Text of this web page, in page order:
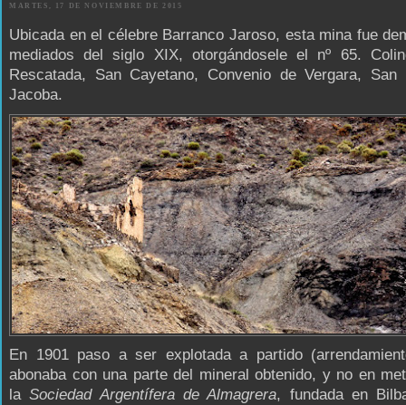
MARTES, 17 DE NOVIEMBRE DE 2015
Ubicada en el célebre Barranco Jaroso, esta mina fue
mediados del siglo XIX, otorgándosele el nº 65.
Rescatada, San Cayetano, Convenio de Vergara, San
Jacoba.
En 1901 paso a ser explotada a partido
abonaba con una parte del mineral obtenido, y no en
laSociedad Argentífera de Almagrera, fundada en